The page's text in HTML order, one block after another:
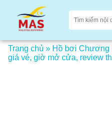
Trang chủ » Hồ bơi Chương
giá vé, giờ mở cửa, review